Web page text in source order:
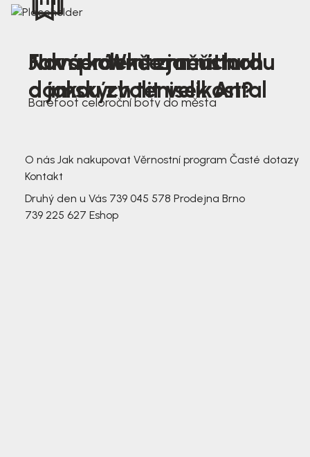
Nová kolekce jarních
dámských tenisek Antal
Jak správně změřit nohu
a jakou zvolit velikost?
Farmer Winter mustard
Barefoot celoroční boty do města
O nás Jak nakupovat Věrnostní program Časté dotazy
Kontakt
Druhý den u Vás 739 045 578 Prodejna Brno
739 225 627 Eshop